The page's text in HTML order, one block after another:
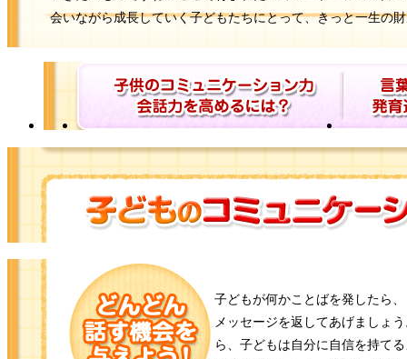
会いながら成長していく子どもたちにとって、きっと一生の
子どもが何かことばを発したら
メッセージを返してあげましょ
ら、子どもは自分に自信を持て